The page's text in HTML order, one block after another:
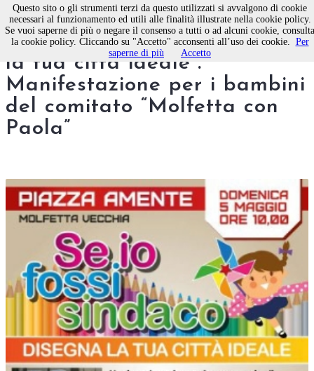
“Se io fossi sindaco, disegna
la tua città ideale”.
Manifestazione per i bambini
del comitato “Molfetta con
Paola”
Questo sito o gli strumenti terzi da questo utilizzati si avvalgono di cookie
necessari al funzionamento ed utili alle finalità illustrate nella cookie policy.
Se vuoi saperne di più o negare il consenso a tutti o ad alcuni cookie, consulta
la cookie policy. Cliccando su "Accetto" acconsenti all’uso dei cookie. Per
saperne di più
Accetto